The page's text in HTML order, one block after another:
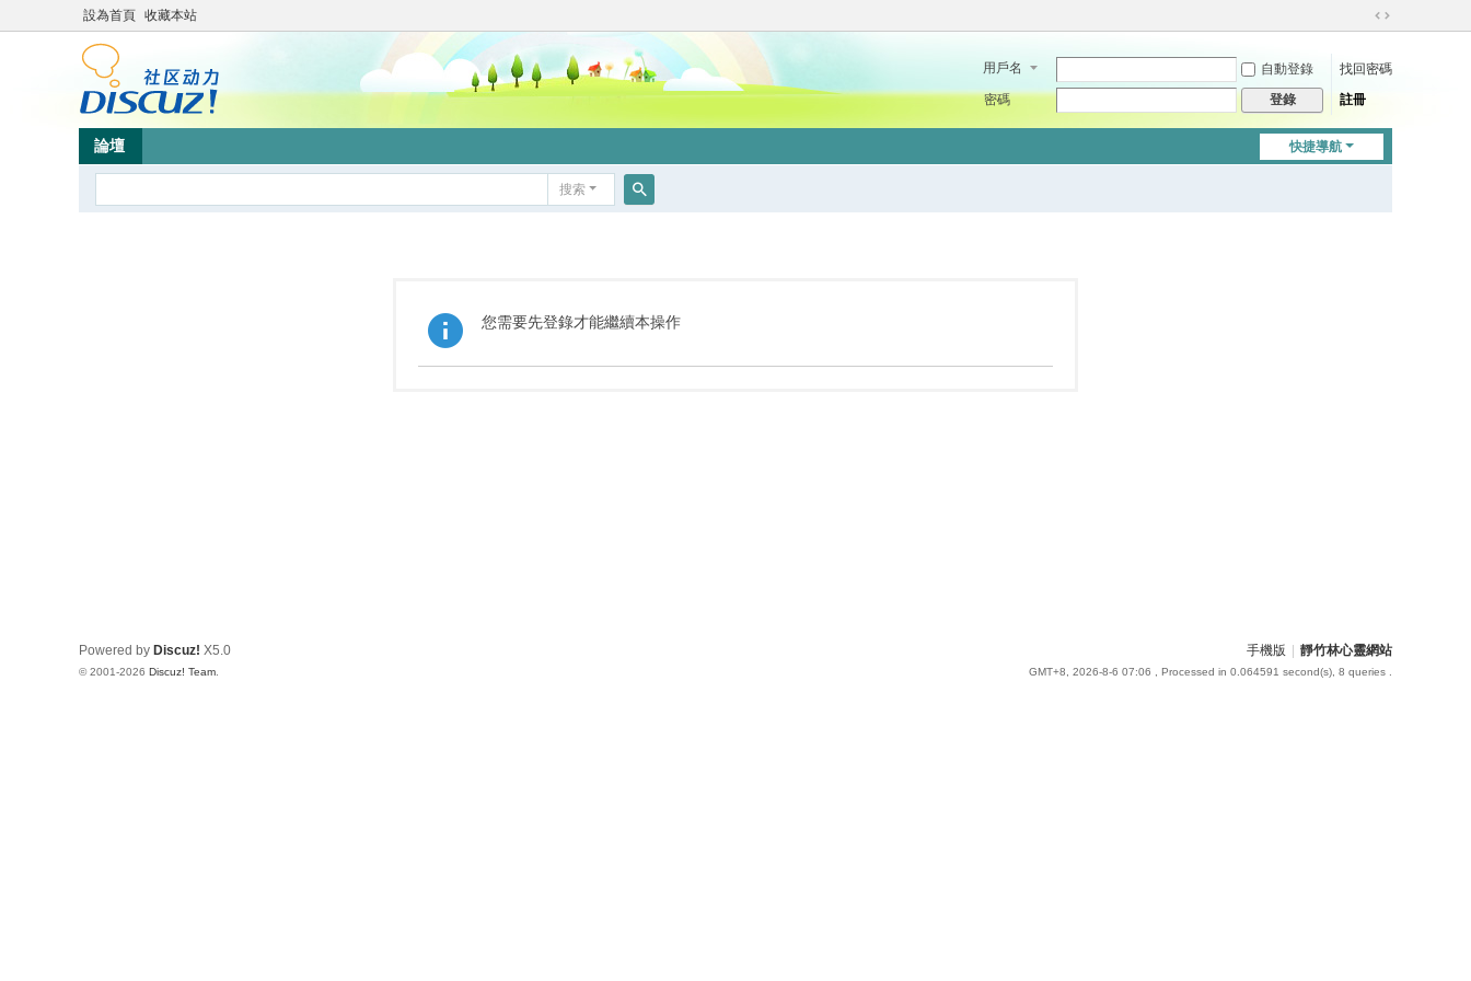
設為首頁 收藏本站
切
到
用戶名 自動登錄
找回密碼
密碼
登錄 註冊
快捷導航
論壇
搜索
您需要先登錄才能繼續本操作
手機版 靜竹林心靈網站
GMT+8, 2026-8-6 07:06 , Processed in 0.064591 second(s), 8 queries .
Powered by Discuz! X5.0
© 2001-2026 Discuz! Team